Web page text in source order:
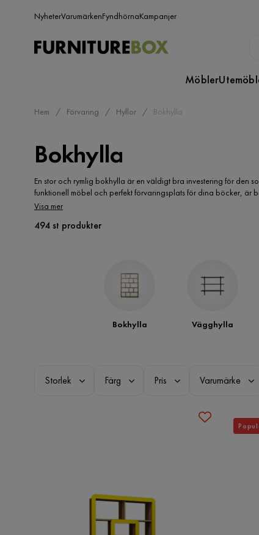
NyheterVarumärkenFyndhörnaKampanjer
Möbler
Hem Förvaring Hyllor Bokhylla
Bokhylla
En stor och rymlig bokhylla är en väldigt bra investering för den
funktionell möbel och perfekt förvaringsplats för dina böcker, är
allt från små lampor och tavlor till blomvaser och
Visa mer
494 st produkter
Bokhylla Vägghylla
Storlek Färg Pris Varumärke